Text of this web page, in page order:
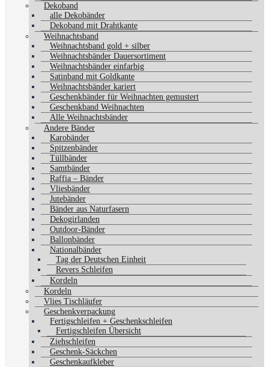
Dekoband
alle Dekobänder
Dekoband mit Drahtkante
Weihnachtsband
Weihnachtsband gold + silber
Weihnachtsbänder Dauersortiment
Weihnachtsbänder einfarbig
Satinband mit Goldkante
Weihnachtsbänder kariert
Geschenkbänder für Weihnachten gemustert
Geschenkband Weihnachten
Alle Weihnachtsbänder
Andere Bänder
Karobänder
Spitzenbänder
Tüllbänder
Samtbänder
Raffia – Bänder
Vliesbänder
Jutebänder
Bänder aus Naturfasern
Dekogirlanden
Outdoor-Bänder
Ballonbänder
Nationalbänder
Tag der Deutschen Einheit
Revers Schleifen
Kordeln
Kordeln
Vlies Tischläufer
Geschenkverpackung
Fertigschleifen + Geschenkschleifen
Fertigschleifen Übersicht
Ziehschleifen
Geschenk-Säckchen
Geschenkaufkleber